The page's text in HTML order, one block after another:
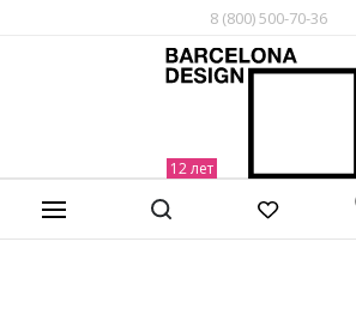
8 (800) 500-70-36